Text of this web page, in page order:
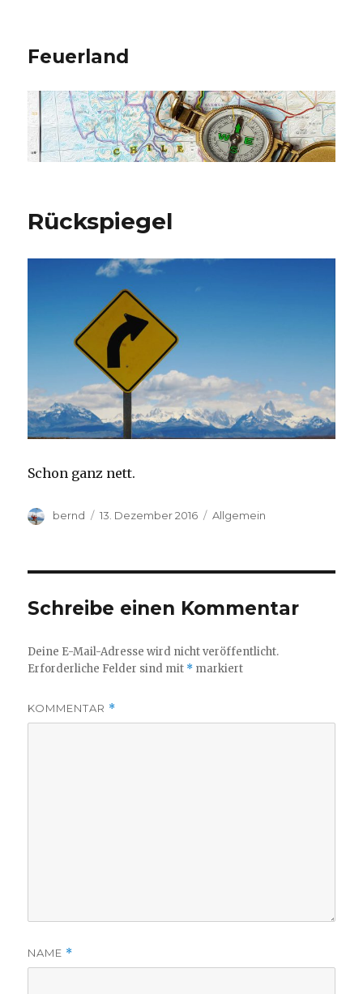
Feuerland
Rückspiegel
Schon ganz nett.
Autor
bernd
Veröffentlicht
13. Dezember 2016 Kategorien
Allgemein
Schreibe einen Kommentar
Deine E-Mail-Adresse wird nicht veröffentlicht.
Erforderliche Felder sind mit * markiert
KOMMENTAR *
NAME *